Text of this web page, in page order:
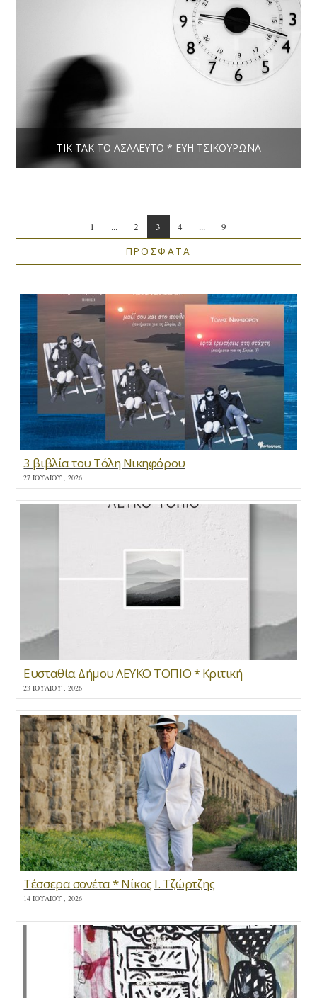
ΤΙΚ ΤΑΚ ΤΟ ΑΣΆΛΕΥΤΟ * ΕΎΗ ΤΣΙΚΟΥΡΏΝΑ
1 ... 2 3 4 ... 9
ΠΡΟΣΦΑΤΑ
3 βιβλία του Τόλη Νικηφόρου
27 ΙΟΥΛΊΟΥ , 2026
Ευσταθία Δήμου ΛΕΥΚΟ ΤΟΠΙΟ * Κριτική
23 ΙΟΥΛΊΟΥ , 2026
Τέσσερα σονέτα * Νίκος Ι. Τζώρτζης
14 ΙΟΥΛΊΟΥ , 2026